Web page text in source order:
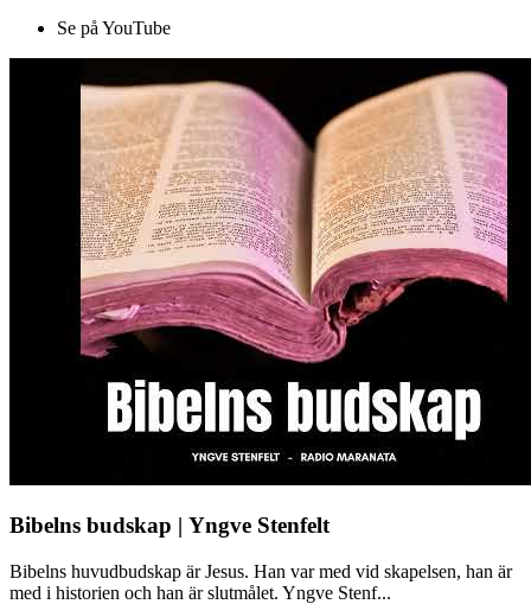
Se på YouTube
Bibelns budskap | Yngve Stenfelt
Bibelns huvudbudskap är Jesus. Han var med vid skapelsen, han är
med i historien och han är slutmålet. Yngve Stenf...